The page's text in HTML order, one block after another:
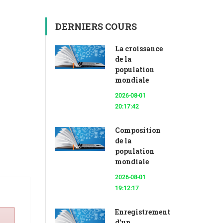
DERNIERS COURS
La croissance
de la
population
mondiale
2026-08-01
20:17:42
Composition
de la
population
mondiale
2026-08-01
19:12:17
Enregistrement